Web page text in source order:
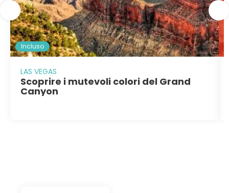
Incluso
LAS VEGAS
Scoprire i mutevoli colori del Grand
Canyon